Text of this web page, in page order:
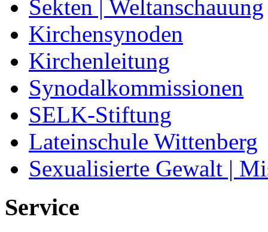
Sekten | Weltanschauung
Kirchensynoden
Kirchenleitung
Synodalkommissionen
SELK-Stiftung
Lateinschule Wittenberg
Sexualisierte Gewalt |
Service